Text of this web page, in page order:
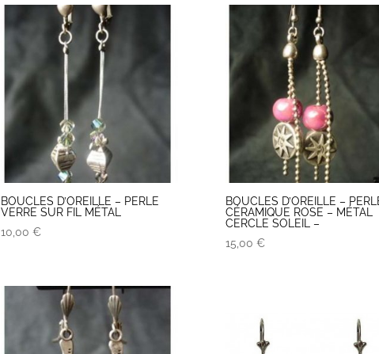
BOUCLES D’OREILLE – PERLE
VERRE SUR FIL MÉTAL
10,00 €
BOUCLES D’OREILLE –
CÉRAMIQUE ROSE – MÉTAL
CERCLE SOLEIL –
15,00 €